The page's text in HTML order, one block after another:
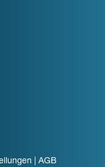
AGB